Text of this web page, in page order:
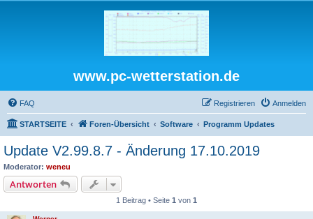
www.pc-wetterstation.de
FAQ Anmelden
Registrieren
STARTSEITE Foren-Übersicht Software Programm Updates
Update V2.99.8.7 - Änderung 17.10.2019
Moderator: weneu
Antworten
1 Beitrag • Seite 1 von 1